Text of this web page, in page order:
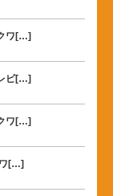
ワ[…]
ビ[…]
ワ[…]
ワ[…]